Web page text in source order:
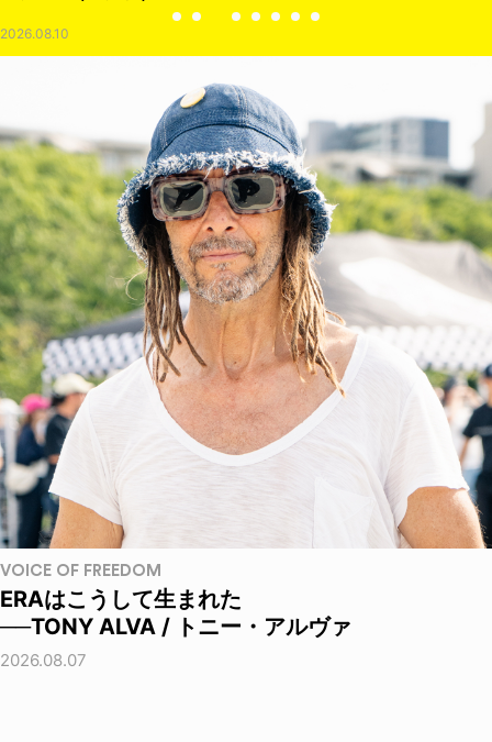
2026.08.10
VOICE OF FREEDOM
ERAはこうして生まれた
──TONY ALVA / トニー・アルヴァ
2026.08.07